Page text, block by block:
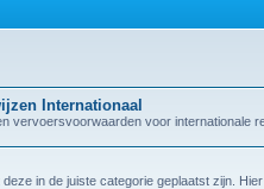
Internationaal
vervoersvoorwaarden voor internationale
in de juiste categorie geplaatst zijn.